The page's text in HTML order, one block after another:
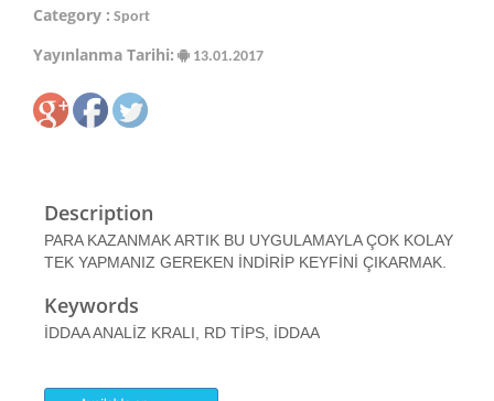
Category : Sport
Yayınlanma Tarihi: 13.01.2017
Description
PARA KAZANMAK ARTIK BU UYGULAMAYLA ÇOK KOLAY
TEK YAPMANIZ GEREKEN İNDİRİP KEYFİNİ ÇIKARMAK.
Keywords
İDDAA ANALİZ KRALI, RD TİPS, İDDAA